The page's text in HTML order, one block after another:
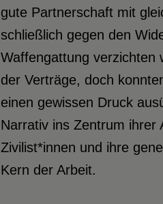
gute Partnerschaft mit
schließlich gegen den
Waffengattung verzichten
der Verträge, doch
einen gewissen Druck
Narrativ ins Zentrum ihrer
Zivilist*innen und ihre
Kern der Arbeit.